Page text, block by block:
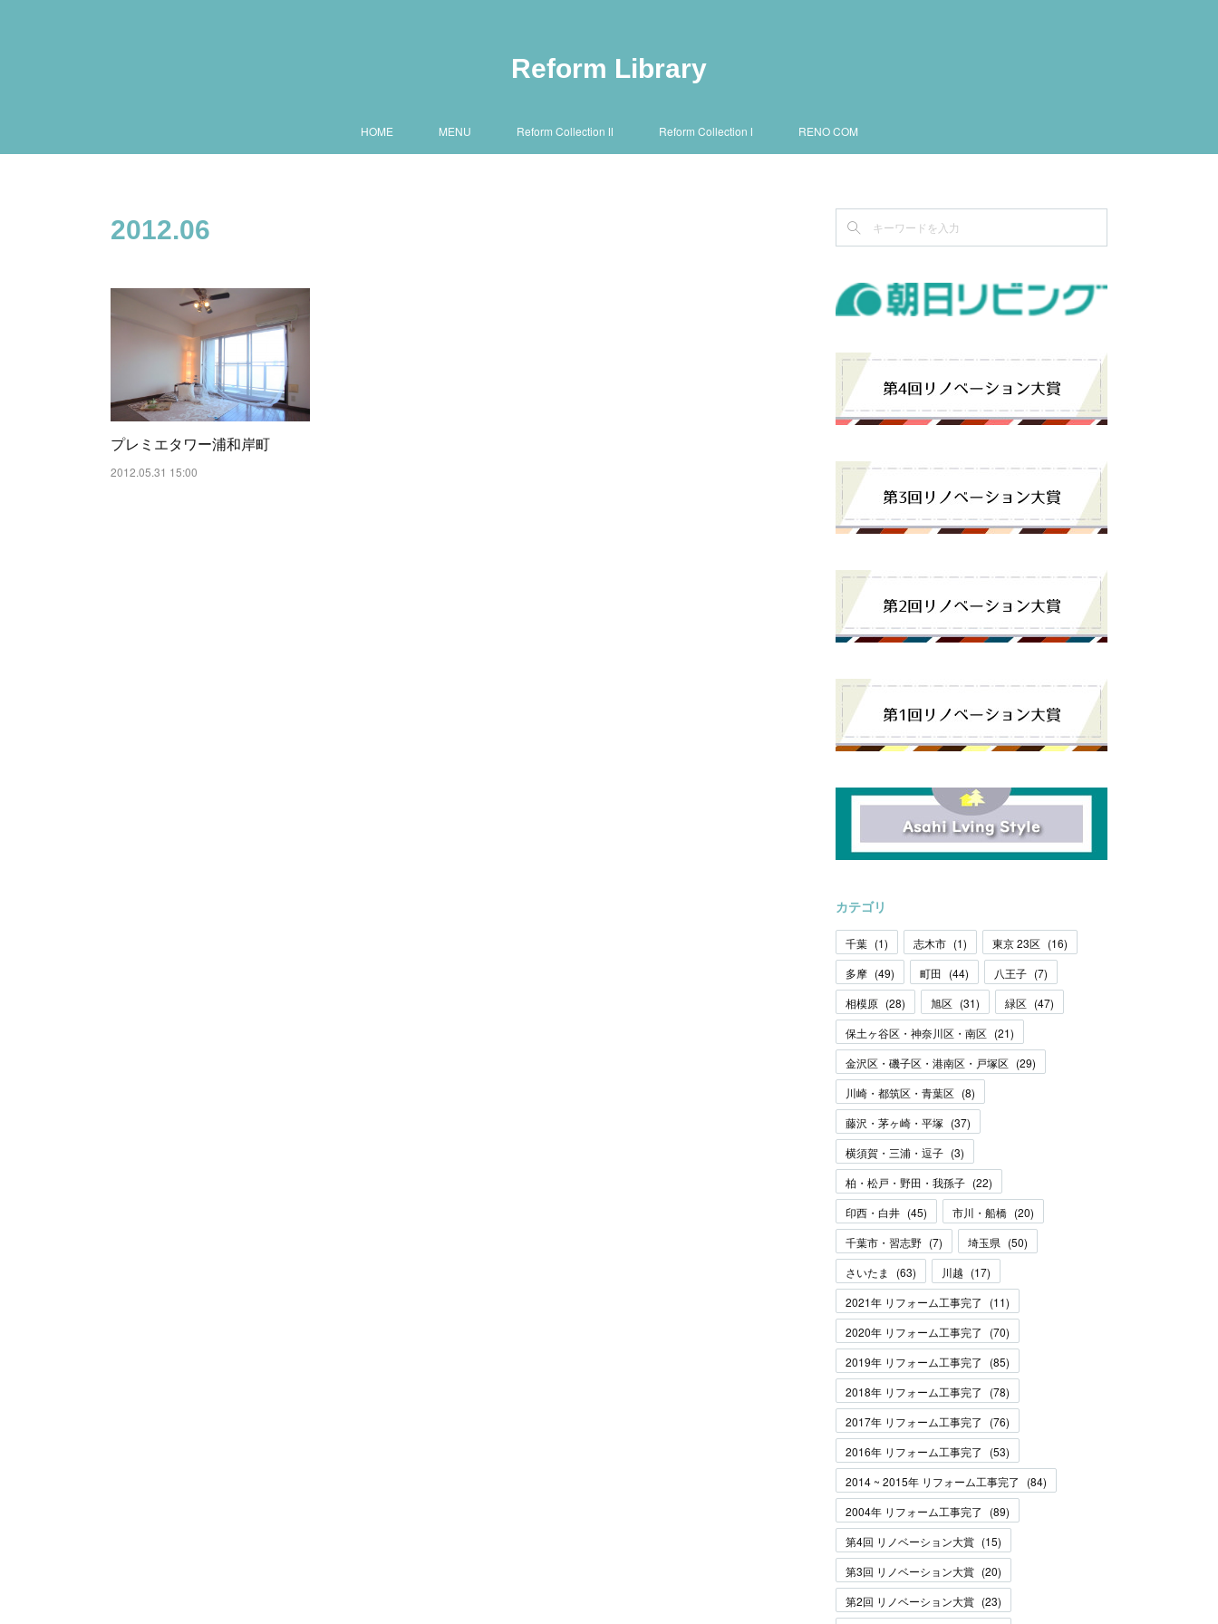
Reform Library
HOME MENU Reform Collection Ⅱ Reform Collection Ⅰ RENO COM
2012.06
プレミエタワー浦和岸町
2012.05.31 15:00
カテゴリ
千葉 (1) 志木市 (1) 東京 23区 (16)
多摩 (49) 町田 (44) 八王子 (7)
相模原 (28) 旭区 (31) 緑区 (47)
保土ヶ谷区・神奈川区・南区 (21)
金沢区・磯子区・港南区・戸塚区 (29)
川崎・都筑区・青葉区 (8)
藤沢・茅ヶ崎・平塚 (37)
横須賀・三浦・逗子 (3)
柏・松戸・野田・我孫子 (22)
印西・白井 (45) 市川・船橋 (20)
千葉市・習志野 (7) 埼玉県 (50)
さいたま
(63) 川越 (17)
2021年 リフォーム工事完了
(11)
2020年 リフォーム工事完了
(70)
2019年 リフォーム工事完了
(85)
2018年 リフォーム工事完了
(78)
2017年 リフォーム工事完了
(76)
2016年 リフォーム工事完了
(53)
2014 ~ 2015年 リフォーム工事完了
(84)
2004年 リフォーム工事完了
(89)
第4回 リノベーション大賞 (15)
第3回 リノベーション大賞 (20)
第2回 リノベーション大賞 (23)